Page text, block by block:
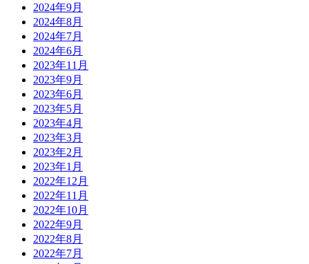
2024年9月
2024年8月
2024年7月
2024年6月
2023年11月
2023年9月
2023年6月
2023年5月
2023年4月
2023年3月
2023年2月
2023年1月
2022年12月
2022年11月
2022年10月
2022年9月
2022年8月
2022年7月